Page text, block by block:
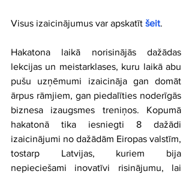
Visus izaicinājumus var apskatīt šeit.
Hakatona laikā norisinājās dažādas
lekcijas un meistarklases, kuru laikā abu
pušu uzņēmumi izaicināja gan domāt
ārpus rāmjiem, gan piedalīties noderīgās
biznesa izaugsmes treniņos. Kopumā
hakatonā tika iesniegti 8 dažādi
izaicinājumi no dažādām Eiropas valstīm,
tostarp Latvijas, kuriem bija
nepieciešami inovatīvi risinājumu, lai